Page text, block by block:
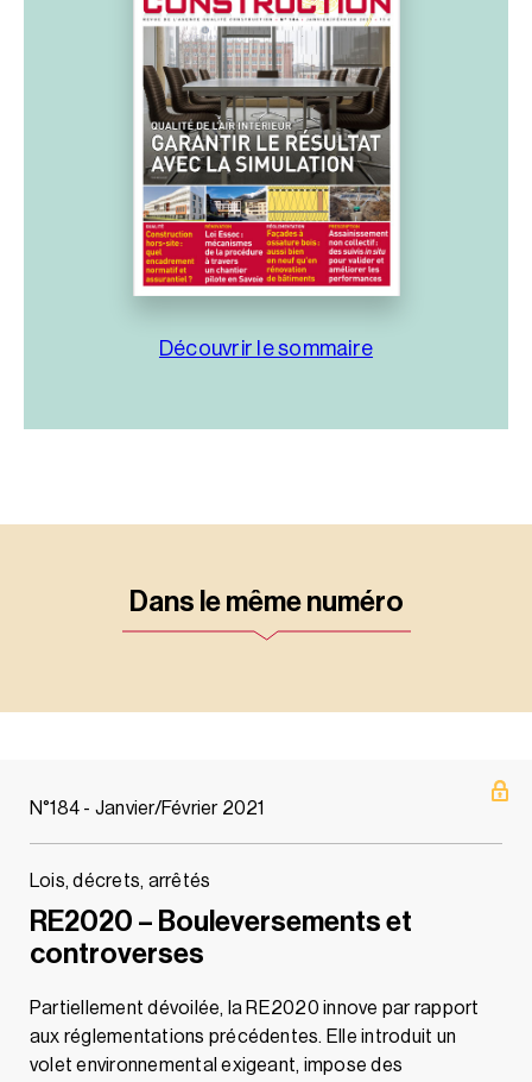
Découvrir le sommaire
Dans le même numéro
N°184 - Janvier/Février 2021
Lois, décrets, arrêtés
RE2020 – Bouleversements et
controverses
Partiellement dévoilée, la RE2020 innove par rapport
aux réglementations précédentes. Elle introduit un
volet environnemental exigeant, impose des